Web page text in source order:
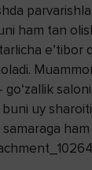
ham tan
e’tibor
uy